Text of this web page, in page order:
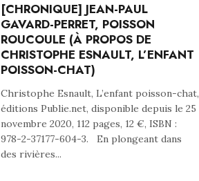
[CHRONIQUE] JEAN-PAUL
GAVARD-PERRET, POISSON
ROUCOULE (À PROPOS DE
CHRISTOPHE ESNAULT, L’ENFANT
POISSON-CHAT)
Christophe Esnault, L’enfant poisson-chat,
éditions Publie.net, disponible depuis le 25
novembre 2020, 112 pages, 12 €, ISBN :
978-2-37177-604-3. En plongeant dans
des rivières...